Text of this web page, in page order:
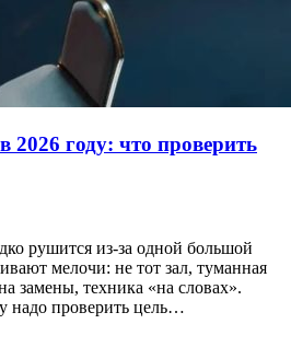
2026 году: что проверить
рушится из-за одной большой
мелочи: не тот зал, туманная
замены, техника «на словах».
надо проверить цель…